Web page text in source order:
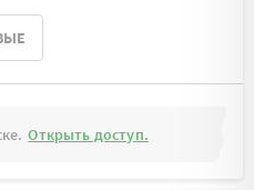
Открыть доступ.